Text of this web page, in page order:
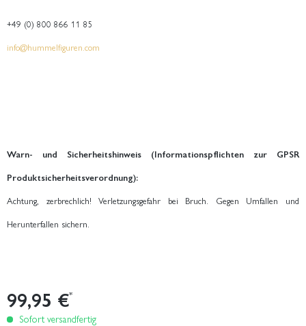
+49 (0) 800 866 11 85
info@hummelfiguren.com
Warn- und Sicherheitshinweis (Informationspflichten zur GPSR
Produktsicherheitsverordnung):
Achtung, zerbrechlich! Verletzungsgefahr bei Bruch. Gegen Umfallen und
Herunterfallen sichern.
99,95 €*
Sofort versandfertig